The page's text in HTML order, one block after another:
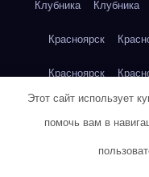
Клубника Клубника
Красноярск
Красноярск
Этот сайт использует
помочь вам в